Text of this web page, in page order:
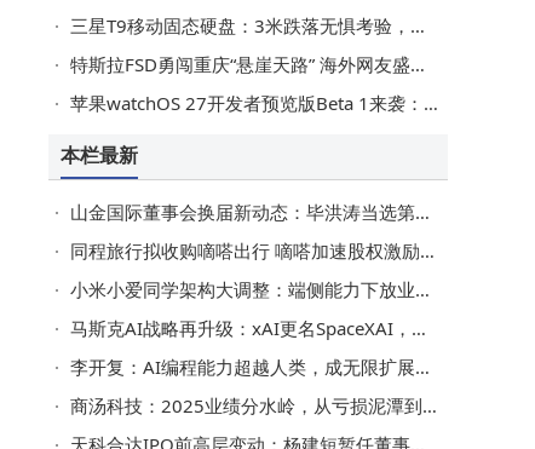
三星T9移动固态硬盘：3米跌落无惧考验，可靠耐用与性能并存
特斯拉FSD勇闯重庆“悬崖天路” 海外网友盛赞中国基建与科技
苹果watchOS 27开发者预览版Beta 1来袭：砍旧机型，增Siri AI等新功能
本栏最新
山金国际董事会换届新动态：毕洪涛当选第九届董事会董事长
同程旅行拟收购嘀嗒出行 嘀嗒加速股权激励归属并派发特别股息
小米小爱同学架构大调整：端侧能力下放业务线 原负责人转战机器人领域
马斯克AI战略再升级：xAI更名SpaceXAI，加速太空与AI深度融合布局
李开复：AI编程能力超越人类，成无限扩展工具，程序员不必忧失业
商汤科技：2025业绩分水岭，从亏损泥潭到自主造血的转型之路
天科合达IPO前高层变动：杨建短暂任董事长后卸任 尹俊涛走马上任